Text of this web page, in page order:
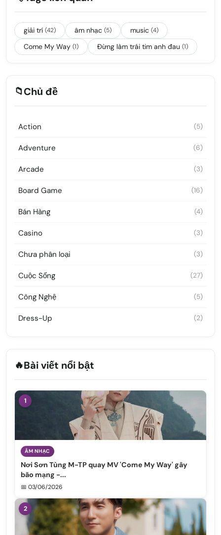
giải trí (42) âm nhạc (5) music (4)
Come My Way (1) Đừng làm trái tim anh đau (1)
📁Chủ đề
Action (5)
Adventure (6)
Arcade (3)
Board Game (16)
Bán Hàng (4)
Casino (3)
Chưa phân loại (3)
Cuộc Sống (27)
Công Nghệ (5)
Dress-Up (2)
🔥Bài viết nổi bật
1
ÂM NHẠC
Nơi Sơn Tùng M-TP quay MV 'Come My Way' gây
bão mạng -...
📅 03/06/2026
2